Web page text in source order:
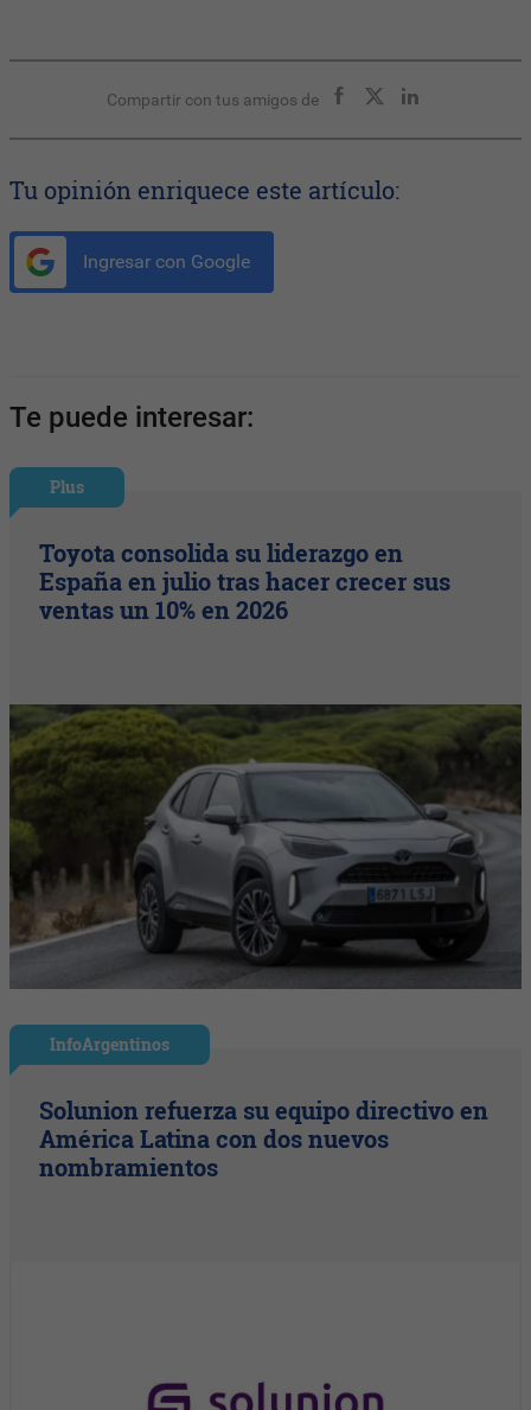
Compartir con tus amigos de
Tu opinión enriquece este artículo:
Ingresar con Google
Te puede interesar:
Plus
Toyota consolida su liderazgo en
España en julio tras hacer crecer sus
ventas un 10% en 2026
InfoArgentinos
Solunion refuerza su equipo directivo en
América Latina con dos nuevos
nombramientos